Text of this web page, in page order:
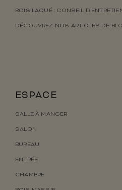
BOIS LAQUÉ : CONSEIL
DÉCOUVREZ NOS ARTICLES DE
ESPACE
SALLE À MANGER
SALON
BUREAU
ENTRÉE
CHAMBRE